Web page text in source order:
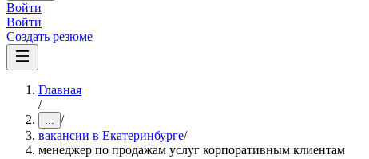
Войти
Войти
Создать резюме
Главная
/
... /
вакансии в Екатеринбурге/
менеджер по продажам услуг корпоративным клиентам